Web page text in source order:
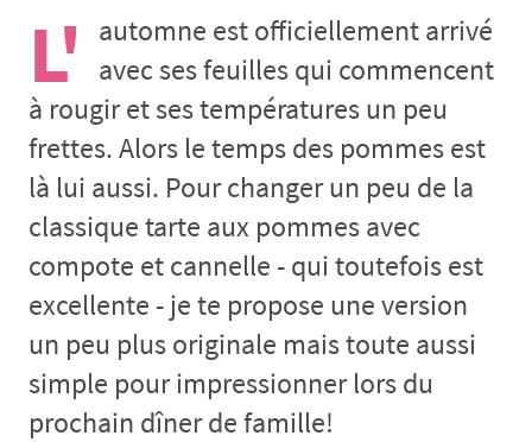
L'
automne est officiellement arrivé
avec ses feuilles qui commencent
à rougir et ses températures un peu
frettes. Alors le temps des pommes est
là lui aussi. Pour changer un peu de la
classique tarte aux pommes avec
compote et cannelle - qui toutefois est
excellente - je te propose une version
un peu plus originale mais toute aussi
simple pour impressionner lors du
prochain dîner de famille!